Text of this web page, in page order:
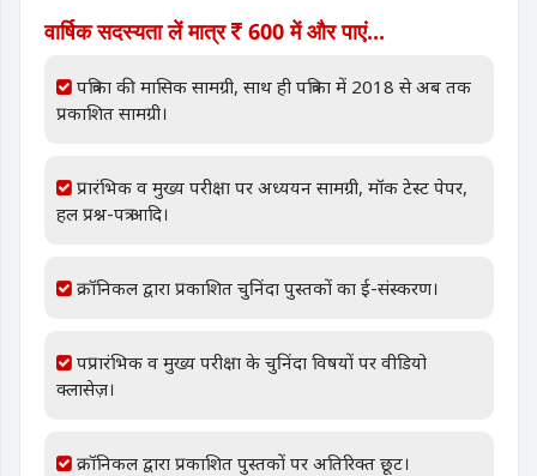
वार्षिक सदस्यता लें मात्र 600 में और पाएं...
पत्रिका की मासिक सामग्री, साथ ही पत्रिका में 2018 से अब तक
प्रकाशित सामग्री।
प्रारंभिक व मुख्य परीक्षा पर अध्ययन सामग्री, मॉक टेस्ट पेपर,
हल प्रश्न-पत्र आदि।
क्रॉनिकल द्वारा प्रकाशित चुनिंदा पुस्तकों का ई-संस्करण।
पप्रारंभिक व मुख्य परीक्षा के चुनिंदा विषयों पर वीडियो
क्लासेज़।
क्रॉनिकल द्वारा प्रकाशित पुस्तकों पर अतिरिक्त छूट।